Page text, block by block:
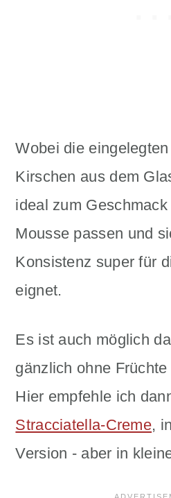
Wobei die
Kirschen aus dem
ideal zum
Mousse passen und
Konsistenz super für
eignet.
Es ist auch möglich
gänzlich ohne
Hier empfehle ich
Stracciatella-Creme,
Version - aber in